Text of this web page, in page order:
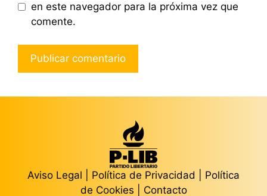
en este navegador para la próxima vez que
comente.
Aviso Legal Política de Privacidad
Política
de Cookies
Contacto